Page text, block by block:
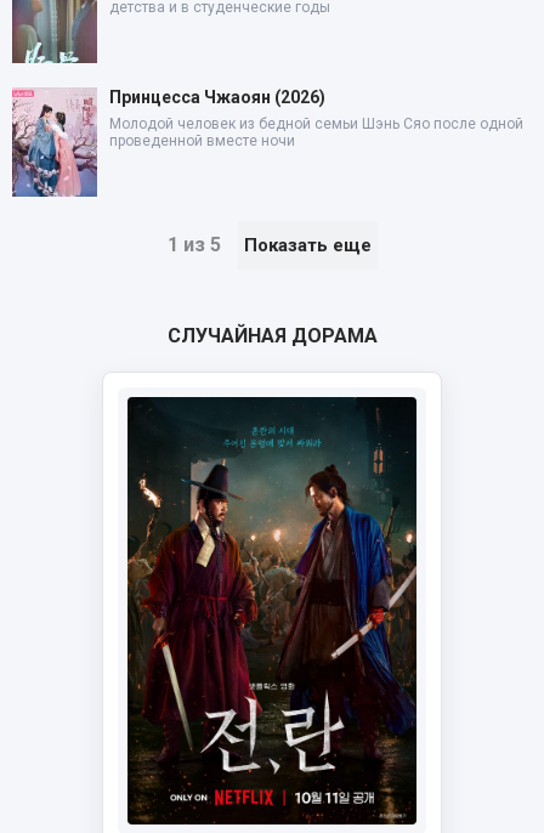
детства и в студенческие годы
Принцесса Чжаоян (2026)
Молодой человек из бедной семьи Шэнь Сяо после одной
проведенной вместе ночи
1 из 5 Показать еще
СЛУЧАЙНАЯ ДОРАМА